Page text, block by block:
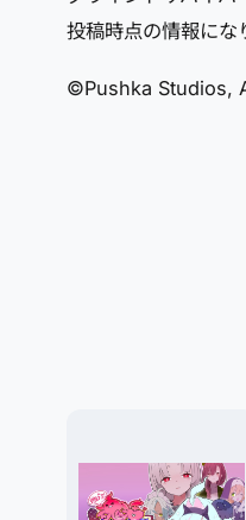
投稿時点の情報にな
©Pushka Studios,